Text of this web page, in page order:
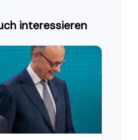
interessieren